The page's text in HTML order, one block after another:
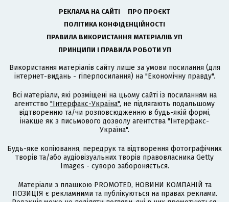
РЕКЛАМА НА САЙТІ
ПРО ПРОЄКТ
ПОЛІТИКА КОНФІДЕНЦІЙНОСТІ
ПРАВИЛА ВИКОРИСТАННЯ МАТЕРІАЛІВ УП
ПРИНЦИПИ І ПРАВИЛА РОБОТИ УП
Використання матеріалів сайту лише за умови посилання (для
інтернет-видань - гіперпосилання) на "Економічну правду".
Всі матеріали, які розміщені на цьому сайті із посиланням на
агентство "Інтерфакс-Україна", не підлягають подальшому
відтворенню та/чи розповсюдженню в будь-якій формі,
інакше як з письмового дозволу агентства "Інтерфакс-
Україна".
Будь-яке копіювання, передрук та відтворення фотографічних
творів та/або аудіовізуальних творів правовласника Getty
Images - суворо забороняється.
Матеріали з плашкою PROMOTED, НОВИНИ КОМПАНІЙ та
ПОЗИЦІЯ є рекламними та публікуються на правах реклами.